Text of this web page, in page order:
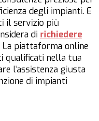
degli impianti. E
il servizio più
di richiedere
La piattaforma online
qualificati nella tua
l’assistenza giusta
di impianti